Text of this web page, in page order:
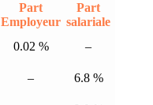
Part
Employeur
Part
salariale
0.02 %
–
–
6.8 %